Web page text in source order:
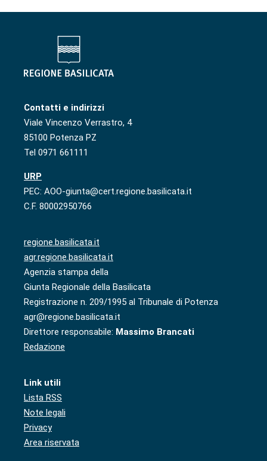
Contatti e indirizzi
Viale Vincenzo Verrastro, 4
85100 Potenza PZ
Tel 0971 661111
URP
PEC: AOO-giunta@cert.regione.basilicata.it
C.F. 80002950766
regione.basilicata.it
agr.regione.basilicata.it
Agenzia stampa della
Giunta Regionale della Basilicata
Registrazione n. 209/1995 al Tribunale di Potenza
agr@regione.basilicata.it
Direttore responsabile: Massimo Brancati
Redazione
Link utili
Lista RSS
Note legali
Privacy
Area riservata